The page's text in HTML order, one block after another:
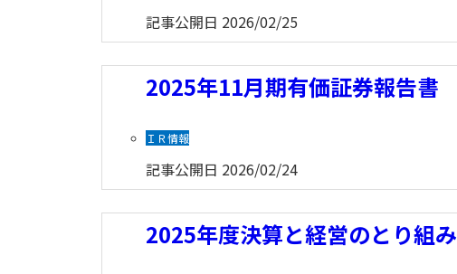
記事公開日 2026/02/25
2025年11月期有価証券報告書
ＩＲ情報
記事公開日 2026/02/24
2025年度決算と経営のとり組み